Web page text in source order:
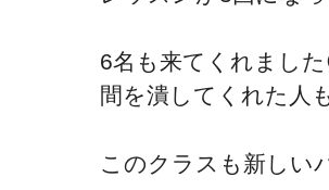
6名も来てくれまし
間を潰してくれた人
このクラスも新しい